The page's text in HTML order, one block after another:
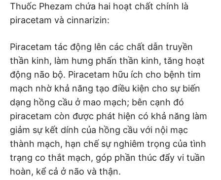
Thuốc Phezam chứa hai hoạt chất chính là
piracetam và cinnarizin:
Piracetam tác động lên các chất dẫn truyền
thần kinh, làm hưng phấn thần kinh, tăng hoạt
động não bộ. Piracetam hữu ích cho bệnh tim
mạch nhờ khả năng tạo điều kiện cho sự biến
dạng hồng cầu ở mao mạch; bên cạnh đó
piracetam còn được phát hiện có khả năng làm
giảm sự kết dính của hồng cầu với nội mạc
thành mạch, hạn chế sự nghiêm trọng của tình
trạng co thắt mạch, góp phần thúc đẩy vi tuần
hoàn, kể cả ở não và thận.